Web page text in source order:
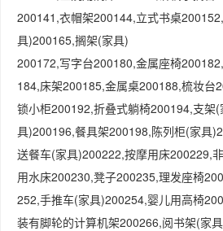
200141,衣帽架200144,立式书桌
具)200165,搁架(家具)
200172,写字台200180,金属座椅
184,床架200185,金属桌200188,梳妆台
锁小柜200192,折叠式躺椅200194,支架(
具)200196,餐具架200198,陈列柜(家具
送餐车(家具)200222,按摩用床200229,
用水床200230,凳子200235,理发座椅
252,手推车(家具)200254,婴儿用高椅
装有脚轮的计算机架200266,阅书架(家